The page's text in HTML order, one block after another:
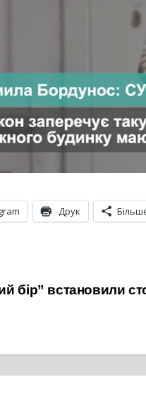
Друк
бір” встановили